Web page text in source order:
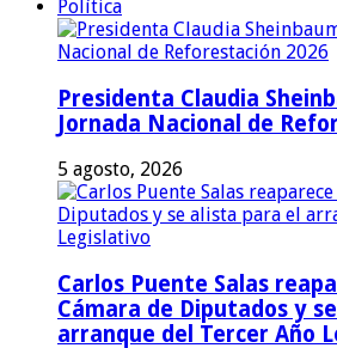
Política
Presidenta Claudia
Jornada Nacional de
5 agosto, 2026
Carlos Puente Salas
Cámara de Diputados y
arranque del Tercer Año